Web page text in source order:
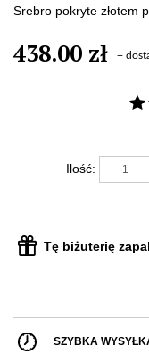
Srebro pokryte złotem
438.00 zł +
Ilość:
Tę biżuterię
SZYBKA